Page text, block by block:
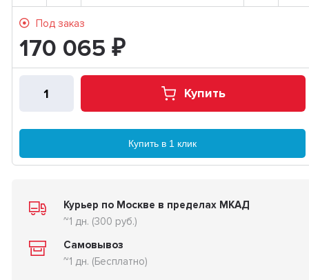
Под заказ
170 065 ₽
Купить
Купить в 1 клик
Курьер по Москве в пределах МКАД
~1 дн. (300 руб.)
Самовывоз
~1 дн. (Бесплатно)